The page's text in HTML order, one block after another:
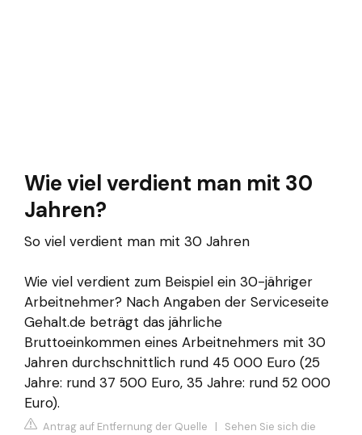
Wie viel verdient man mit 30
Jahren?
So viel verdient man mit 30 Jahren
Wie viel verdient zum Beispiel ein 30-jähriger
Arbeitnehmer? Nach Angaben der Serviceseite
Gehalt.de beträgt das jährliche
Bruttoeinkommen eines Arbeitnehmers mit 30
Jahren durchschnittlich rund 45 000 Euro (25
Jahre: rund 37 500 Euro, 35 Jahre: rund 52 000
Euro).
Antrag auf Entfernung der Quelle | Sehen Sie sich die